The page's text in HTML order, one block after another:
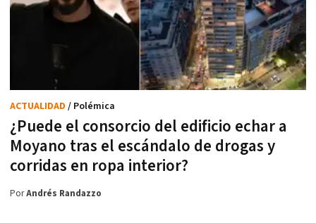
¿Puede el consorcio del edificio echar a
Moyano tras el escándalo de drogas y
corridas en ropa interior?
ACTUALIDAD / Polémica
PorAndrés Randazzo